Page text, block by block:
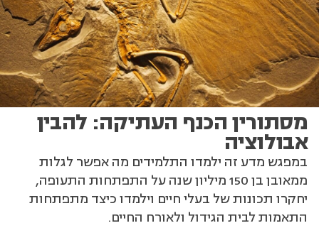
מסתורין הכנף העתיקה: להבין
אבולוציה
במפגש מדע זה ילמדו התלמידים מה אפשר לגלות
ממאובן בן 150 מיליון שנה על התפתחות התעופה,
יחקרו תכונות של בעלי חיים וילמדו כיצד מתפתחות
התאמות לבית הגידול ולאורח החיים.